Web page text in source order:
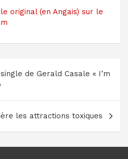
original (en Angais) sur le
de Gerald Casale « I’m
les attractions toxiques